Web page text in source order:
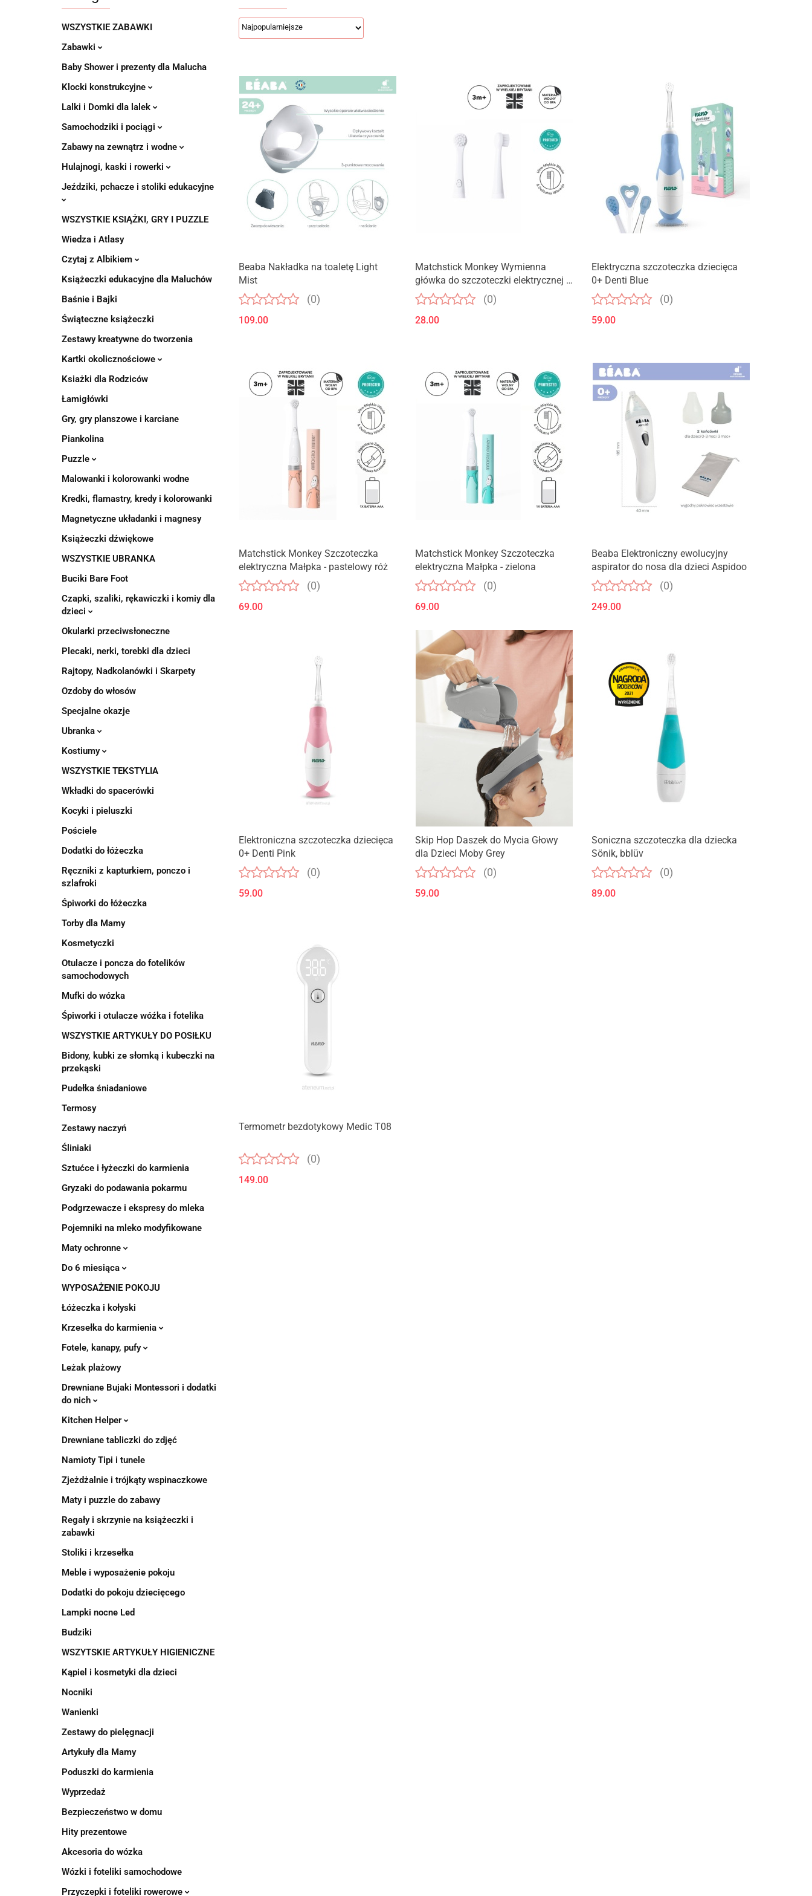
WSZYSTKIE ZABAWKI
Zabawki
Baby Shower i prezenty dla Malucha
Klocki konstrukcyjne
Lalki i Domki dla lalek
Samochodziki i pociągi
Zabawy na zewnątrz i wodne
Hulajnogi, kaski i rowerki
Jeździki, pchacze i stoliki edukacyjne
WSZYSTKIE KSIĄŻKI, GRY I PUZZLE
Wiedza i Atlasy
Czytaj z Albikiem
Książeczki edukacyjne dla Maluchów
Baśnie i Bajki
Świąteczne książeczki
Zestawy kreatywne do tworzenia
Kartki okolicznościowe
Ksiażki dla Rodziców
Łamigłówki
Gry, gry planszowe i karciane
Piankolina
Puzzle
Malowanki i kolorowanki wodne
Kredki, flamastry, kredy i kolorowanki
Magnetyczne układanki i magnesy
Książeczki dźwiękowe
WSZYSTKIE UBRANKA
Buciki Bare Foot
Czapki, szaliki, rękawiczki i komiy dla
dzieci
Okularki przeciwsłoneczne
Plecaki, nerki, torebki dla dzieci
Rajtopy, Nadkolanówki i Skarpety
Ozdoby do włosów
Specjalne okazje
Ubranka
Kostiumy
WSZYSTKIE TEKSTYLIA
Wkładki do spacerówki
Kocyki i pieluszki
Pościele
Dodatki do łóżeczka
Ręczniki z kapturkiem, ponczo i
szlafroki
Śpiworki do łóżeczka
Torby dla Mamy
Kosmetyczki
Otulacze i poncza do fotelików
samochodowych
Mufki do wózka
Śpiworki i otulacze wóźka i fotelika
WSZYSTKIE ARTYKUŁY DO POSIŁKU
Bidony, kubki ze słomką i kubeczki na
przekąski
Pudełka śniadaniowe
Termosy
Zestawy naczyń
Śliniaki
Sztućce i łyżeczki do karmienia
Gryzaki do podawania pokarmu
Podgrzewacze i ekspresy do mleka
Pojemniki na mleko modyfikowane
Maty ochronne
Do 6 miesiąca
WYPOSAŻENIE POKOJU
Łóżeczka i kołyski
Krzesełka do karmienia
Fotele, kanapy, pufy
Leżak plażowy
Drewniane Bujaki Montessori i dodatki
do nich
Kitchen Helper
Drewniane tabliczki do zdjęć
Namioty Tipi i tunele
Zjeżdżalnie i trójkąty wspinaczkowe
Maty i puzzle do zabawy
Regały i skrzynie na książeczki i
zabawki
Stoliki i krzesełka
Meble i wyposażenie pokoju
Dodatki do pokoju dziecięcego
Lampki nocne Led
Budziki
WSZYTSKIE ARTYKUŁY HIGIENICZNE
Kąpiel i kosmetyki dla dzieci
Nocniki
Wanienki
Zestawy do pielęgnacji
Artykuły dla Mamy
Poduszki do karmienia
Wyprzedaż
Bezpieczeństwo w domu
Hity prezentowe
Akcesoria do wózka
Wózki i foteliki samochodowe
Przyczepki i foteliki rowerowe
Beaba Nakładka na toaletę Light
Mist
(0)
109.00
Matchstick Monkey Wymienna
główka do szczoteczki elektrycznej -
biała
(0)
28.00
Produkt niedostępny
Elektryczna szczoteczka dziecięca
0+ Denti Blue
(0)
59.00
Produkt niedostępny
Matchstick Monkey Szczoteczka
elektryczna Małpka - pastelowy róż
(0)
69.00
Produkt niedostępny
Matchstick Monkey Szczoteczka
elektryczna Małpka - zielona
(0)
69.00
Produkt niedostępny
Beaba Elektroniczny ewolucyjny
aspirator do nosa dla dzieci Aspidoo
(0)
249.00
Produkt niedostępny
Elektroniczna szczoteczka dziecięca
0+ Denti Pink
(0)
59.00
Produkt niedostępny
Skip Hop Daszek do Mycia Głowy
dla Dzieci Moby Grey
(0)
59.00
Produkt niedostępny
Soniczna szczoteczka dla dziecka
Sönik, bblüv
(0)
89.00
Produkt niedostępny
Termometr bezdotykowy Medic T08
(0)
149.00